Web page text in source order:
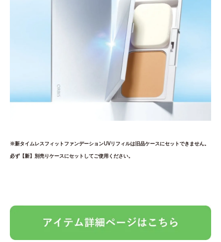
※新タイムレスフィットファンデーションUVリフィルは旧品ケースにセットできません。
必ず【新】別売りケースにセットしてご使用ください。